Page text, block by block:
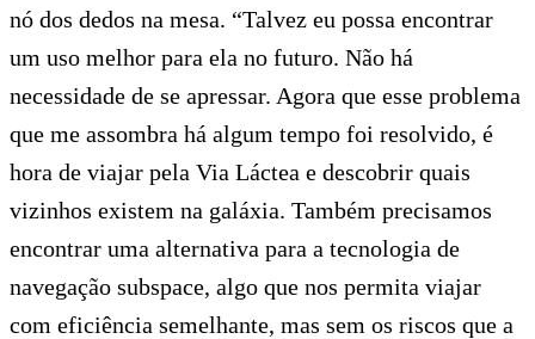
nó dos dedos na mesa. “Talvez eu possa encontrar
um uso melhor para ela no futuro. Não há
necessidade de se apressar. Agora que esse problema
que me assombra há algum tempo foi resolvido, é
hora de viajar pela Via Láctea e descobrir quais
vizinhos existem na galáxia. Também precisamos
encontrar uma alternativa para a tecnologia de
navegação subspace, algo que nos permita viajar
com eficiência semelhante, mas sem os riscos que a